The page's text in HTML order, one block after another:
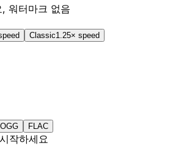
워터마크 없음
Classic1.25× speed
OGG FLAC
작하세요